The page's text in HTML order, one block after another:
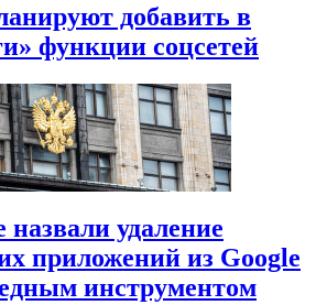
добавить в
функции соцсетей
назвали удаление
приложений из Google
инструментом